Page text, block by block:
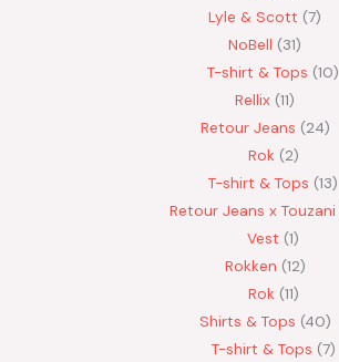
Lyle & Scott 7
NoBell
31
T-shirt & Tops 10
Rellix 11
Retour Jeans 24
Rok 2
T-shirt & Tops 13
Retour Jeans x Touzani
Vest 1
Rokken 12
Rok 11
Shirts & Tops 40
T-shirt & Tops 7